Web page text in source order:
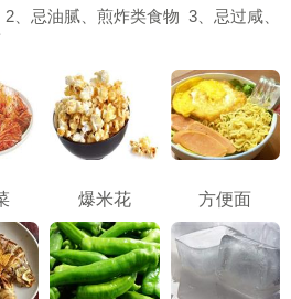
、忌油腻、煎炸类食物 3、忌过咸、
爆米花 方便面